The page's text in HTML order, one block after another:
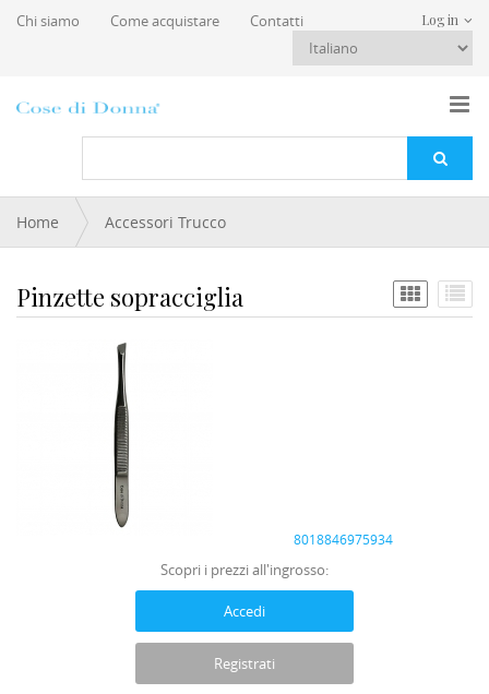
Salta al contenuto principale
Chi siamo Come acquistare Contatti Log in
Tu sei qui
Home Accessori Trucco
Pinzette sopracciglia
8018846975934
Scopri i prezzi all'ingrosso:
Accedi
Registrati